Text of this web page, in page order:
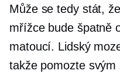
Může se tedy stát,
mřížce bude špatně
matoucí. Lidský
takže pomozte